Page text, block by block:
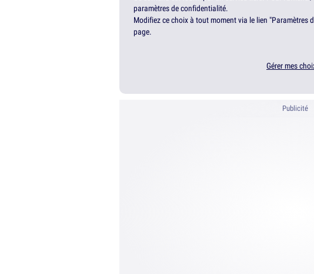
paramètres de confidentialité.
Modifiez ce choix à tout moment via le lien "Paramètres
page.
Gérer mes
Publicité